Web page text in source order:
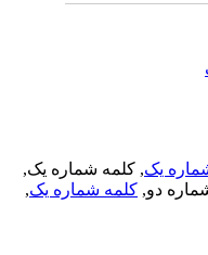
یک, کلمه شماره یک,
دو,کلمه شماره یک,